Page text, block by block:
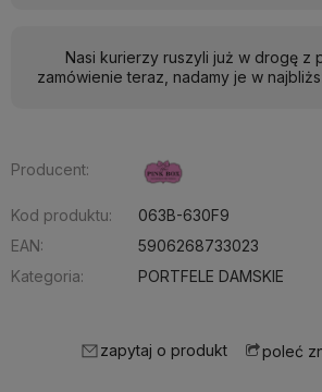
Nasi kurierzy ruszyli już w drogę z
zamówienie teraz, nadamy je w
Producent:
Kod produktu:
063B-630F9
EAN:
5906268733023
Kategoria:
PORTFELE DAMSKIE
zapytaj o produkt poleć